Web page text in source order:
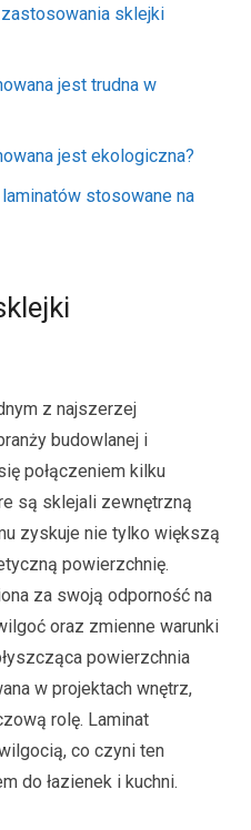
sklejki
jest trudna w
jest ekologiczna?
stosowane na
z najszerzej
budowlanej i
połączeniem kilku
są sklejali zewnętrzną
zyskuje nie tylko większą
powierzchnię.
za swoją odporność na
oraz zmienne warunki
powierzchnia
w projektach wnętrz,
rolę. Laminat
co czyni ten
do łazienek i kuchni.